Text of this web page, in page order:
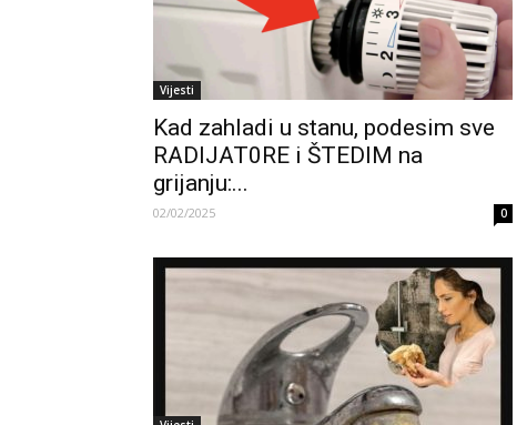
Vijesti
Kad zahladi u stanu, podesim sve
RADIJAT0RE i ŠTEDIM na
grijanju:...
02/02/2025 0